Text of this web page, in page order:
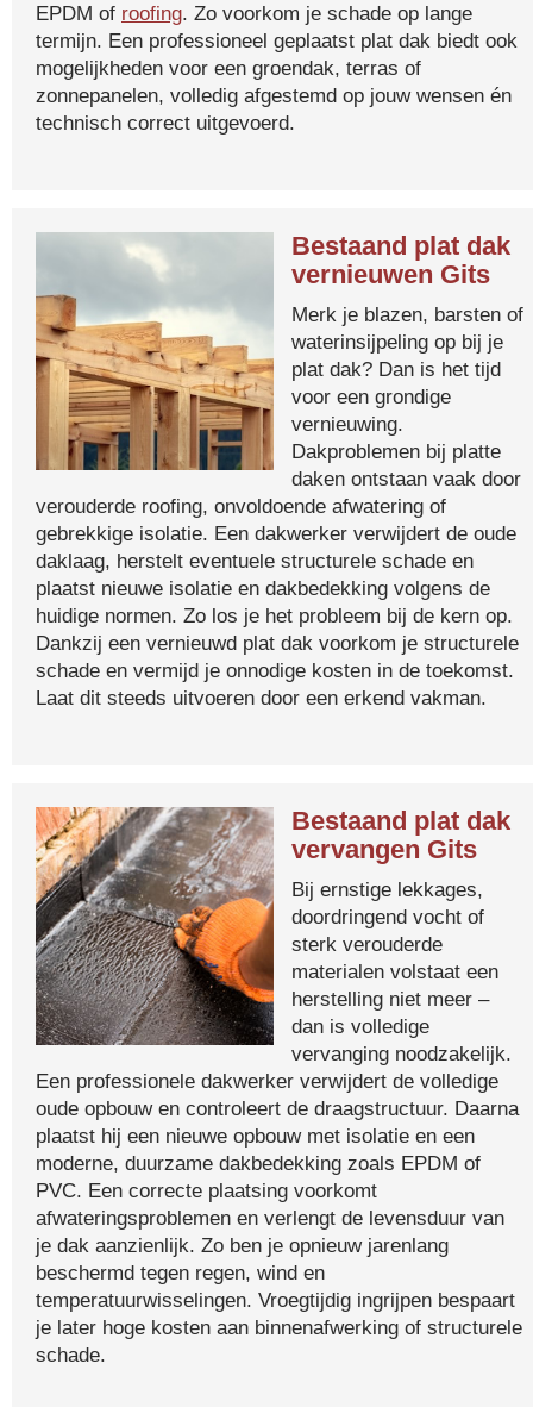
EPDM of roofing. Zo voorkom je schade op lange
termijn. Een professioneel geplaatst plat dak biedt ook
mogelijkheden voor een groendak, terras of
zonnepanelen, volledig afgestemd op jouw wensen én
technisch correct uitgevoerd.
Bestaand plat dak
vernieuwen Gits
Merk je blazen, barsten of
waterinsijpeling op bij je
plat dak? Dan is het tijd
voor een grondige
vernieuwing.
Dakproblemen bij platte
daken ontstaan vaak door
verouderde roofing, onvoldoende afwatering of
gebrekkige isolatie. Een dakwerker verwijdert de oude
daklaag, herstelt eventuele structurele schade en
plaatst nieuwe isolatie en dakbedekking volgens de
huidige normen. Zo los je het probleem bij de kern op.
Dankzij een vernieuwd plat dak voorkom je structurele
schade en vermijd je onnodige kosten in de toekomst.
Laat dit steeds uitvoeren door een erkend vakman.
Bestaand plat dak
vervangen Gits
Bij ernstige lekkages,
doordringend vocht of
sterk verouderde
materialen volstaat een
herstelling niet meer –
dan is volledige
vervanging noodzakelijk.
Een professionele dakwerker verwijdert de volledige
oude opbouw en controleert de draagstructuur. Daarna
plaatst hij een nieuwe opbouw met isolatie en een
moderne, duurzame dakbedekking zoals EPDM of
PVC. Een correcte plaatsing voorkomt
afwateringsproblemen en verlengt de levensduur van
je dak aanzienlijk. Zo ben je opnieuw jarenlang
beschermd tegen regen, wind en
temperatuurwisselingen. Vroegtijdig ingrijpen bespaart
je later hoge kosten aan binnenafwerking of structurele
schade.